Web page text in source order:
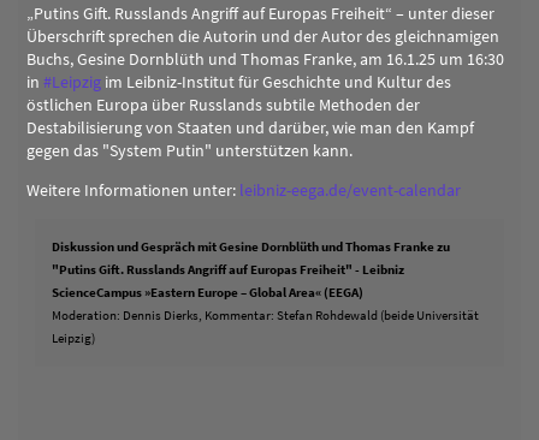
„Putins Gift. Russlands Angriff auf Europas Freiheit“ – unter dieser
Überschrift sprechen die Autorin und der Autor des gleichnamigen
Buchs, Gesine Dornblüth und Thomas Franke, am 16.1.25 um 16:30
in #Leipzig im Leibniz-Institut für Geschichte und Kultur des
östlichen Europa über Russlands subtile Methoden der
Destabilisierung von Staaten und darüber, wie man den Kampf
gegen das "System Putin" unterstützen kann.
Weitere Informationen unter: leibniz-eega.de/event-calendar
Diskussion und Gespräch mit Gesine Dornblüth und Thomas Franke zu
"Putins Gift. Russlands Angriff auf Europas Freiheit" - Leibniz
ScienceCampus »Eastern Europe – Global Area« (EEGA)
Moderation: Dennis Dierks, Kommentar: Stefan Rohdewald (beide Universität
Leipzig)